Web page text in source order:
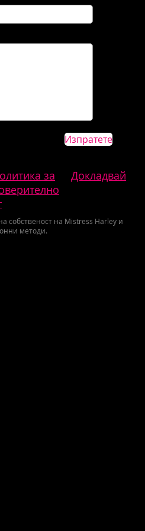
Изпратете
за
Докладвай
собственост на Mistress Harley и
методи.